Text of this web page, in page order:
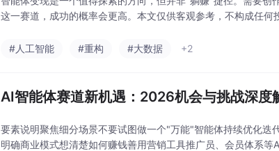
这一赛道，成功的概率会更高。本文仅供客观参考，不构成任何
#人工智能 #重构 #大数据 +2
AI智能体赛道新机遇：2026机会与挑战深度
要素说明聚焦细分场景不要试图做一个"万能"智能体持续优化
明确商业模式想清楚如何赚钱善用营销工具推广员、会员体系